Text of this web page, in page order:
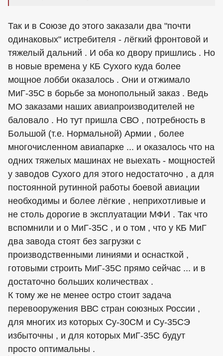
Так и в Союзе до этого заказали два "почти
одинаковых" истребителя - лёгкий фронтовой и
тяжелый дальний . И оба ко двору пришлись . Но
в новые времена у КБ Сухого куда более
мощное лобби оказалось . Они и отжимало
МиГ-35С в борьбе за монопольный заказ . Ведь
МО заказами наших авиапроизводителей не
баловало . Но тут пришла СВО , потребность в
Большой (т.е. Нормальной) Армии , более
многочисленном авиапарке ... и оказалось что на
одних тяжелых машинах не выехать - мощностей
у заводов Сухого для этого недостаточно , а для
постоянной рутинной работы боевой авиации
необходимы и более лёгкие , неприхотливые и
не столь дорогие в эксплуатации МФИ . Так что
вспомнили и о МиГ-35С , и о том , что у КБ МиГ
два завода стоят без загрузки с
производственными линиями и оснасткой ,
готовыми строить МиГ-35С прямо сейчас ... и в
достаточно больших количествах .
К тому же не менее остро стоит задача
перевооружения ВВС стран союзных России ,
для многих из которых Су-30СМ и Су-35СЭ
избыточны , и для которых МиГ-35С будут
просто оптимальны .